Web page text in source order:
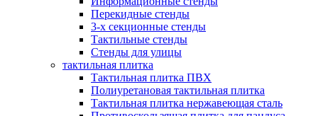
Перекидные стенды
3-х секционные стенды
Тактильные стенды
Стенды для улицы
тактильная плитка
Тактильная плитка ПВХ
Полиуретановая тактильная плитка
Тактильная плитка нержавеющая сталь